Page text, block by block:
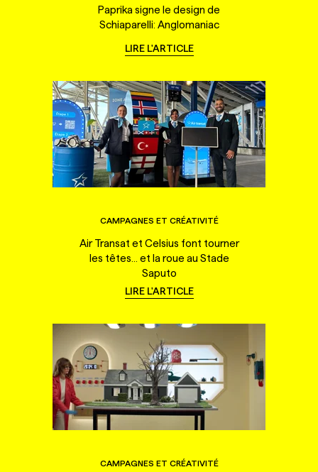
Paprika signe le design de
Schiaparelli: Anglomaniac
LIRE L'ARTICLE
CAMPAGNES ET CRÉATIVITÉ
Air Transat et Celsius font tourner
les têtes... et la roue au Stade
Saputo
LIRE L'ARTICLE
CAMPAGNES ET CRÉATIVITÉ